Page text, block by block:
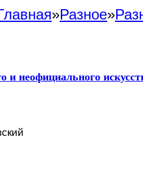
»Разное»
и неофициального